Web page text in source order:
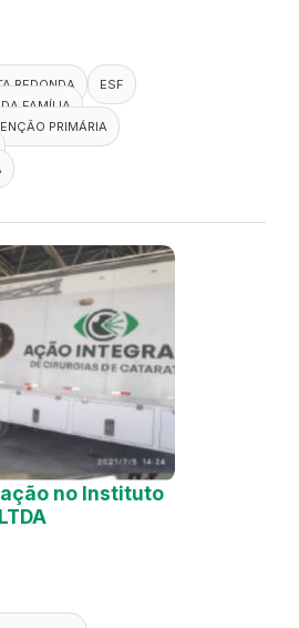
REDONDA
ESF
FAMÍLIA
PRIMÁRIA
no Instituto